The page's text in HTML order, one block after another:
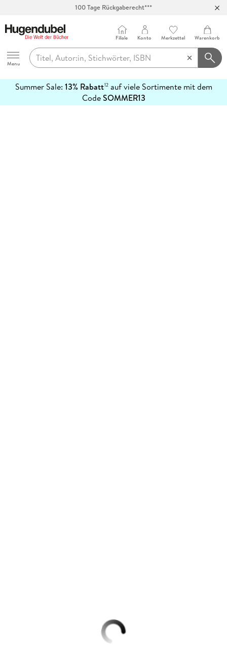
100 Tage Rückgaberecht***
Hugendubel
Menu
Filiale Konto Merkzettel Warenkorb
Summer Sale: 13% Rabatt12auf viele Sortimente mit dem
CodeSOMMER13
erfahren